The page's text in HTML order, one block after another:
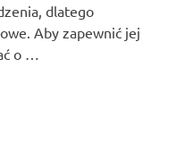
dlatego
Aby zapewnić jej
o …